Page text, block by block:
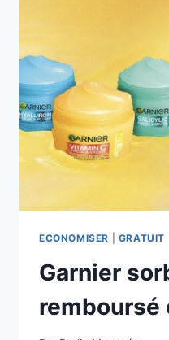
ECONOMISER GRATUIT
Garnier
remboursé